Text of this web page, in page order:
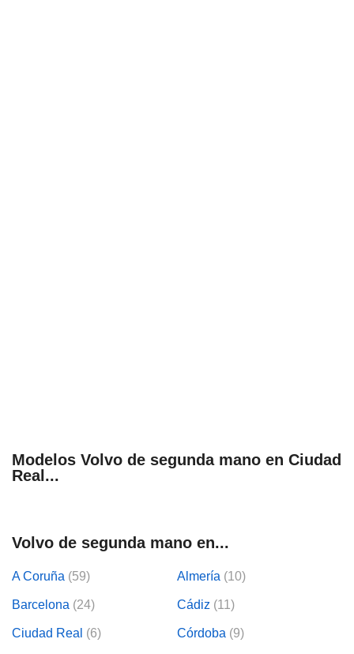
Modelos Volvo de segunda mano en Ciudad
Real...
Volvo de segunda mano en...
A Coruña (59) Almería (10)
Barcelona (24) Cádiz (11)
Ciudad Real (6) Córdoba (9)